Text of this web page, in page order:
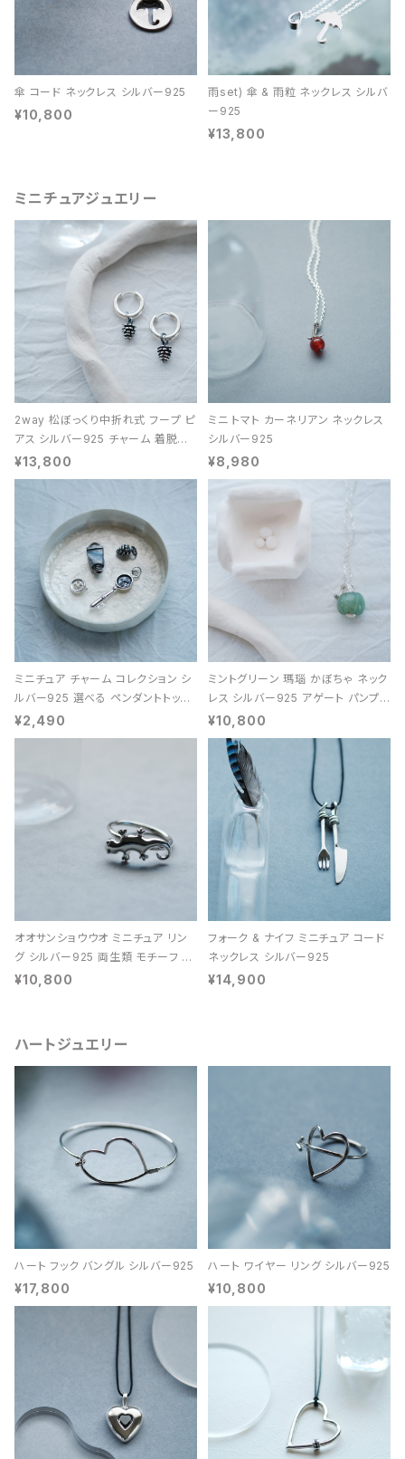
傘 コード ネックレス シルバー925
¥10,800
雨set) 傘 & 雨粒 ネックレス シルバ
ー925
¥13,800
ミニチュアジュエリー
2way 松ぼっくり中折れ式 フープ ピ
アス シルバー925 チャーム 着脱可
能 レディース ユニセックス
¥13,800
ミニ トマト カーネリアン ネックレス
シルバー925
¥8,980
ミニチュア チャーム コレクション シ
ルバー925 選べる ペンダントトップ
レディース ユニセックス
¥2,490
ミントグリーン 瑪瑙 かぼちゃ ネック
レス シルバー925 アゲート パンプキ
ン 天然石 レディース
¥10,800
オオサンショウウオ ミニチュア リン
グ シルバー925 両生類 モチーフ レ
ディース ユニセックス
¥10,800
フォーク & ナイフ ミニチュア コード
ネックレス シルバー925
¥14,900
ハートジュエリー
ハート フック バングル シルバー925
¥17,800
ハート ワイヤー リング シルバー925
¥10,800